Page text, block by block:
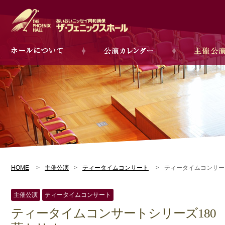
HOME 主催公演 ティータイムコンサート ティータイムコンサ
主催公演 ティータイムコンサート
ティータイムコンサートシリーズ180